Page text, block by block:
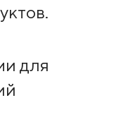
для